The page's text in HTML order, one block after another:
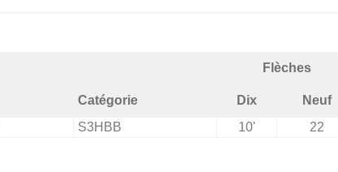
Flèches
Catégorie Dix Neuf
S3HBB 10' 22